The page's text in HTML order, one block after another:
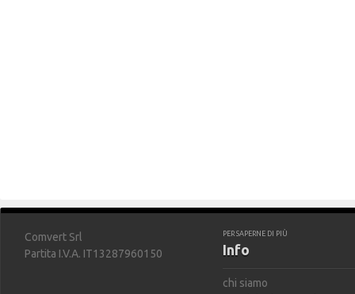
Comvert Srl
Partita I.V.A. IT13287960150
PER SAPERNE DI PIÙ
Info
chi siamo